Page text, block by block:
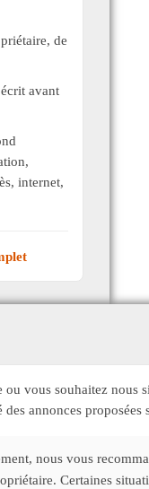
de
avant
internet,
ou vous souhaitez
annonces proposées
nous vous
Certaines